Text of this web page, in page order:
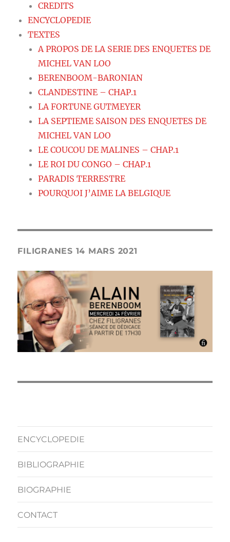
CREDITS
ENCYCLOPEDIE
TEXTES
A PROPOS DE LA SERIE DES ENQUETES DE
MICHEL VAN LOO
BERENBOOM-BARONIAN
CLANDESTINE – CHAP.1
LA FORTUNE GUTMEYER
LA SEPTIEME SAISON DES ENQUETES DE
MICHEL VAN LOO
LE COUCOU DE MALINES – CHAP.1
LE ROI DU CONGO – CHAP.1
PARADIS TERRESTRE
POURQUOI J’AIME LA BELGIQUE
FILIGRANES 14 MARS 2021
ENCYCLOPEDIE
BIBLIOGRAPHIE
BIOGRAPHIE
CONTACT